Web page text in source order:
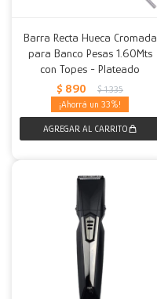
Barra Recta Hueca Cromada
para Banco Pesas 1.60Mts
con Topes - Plateado
$ 890 $ 1.335
33